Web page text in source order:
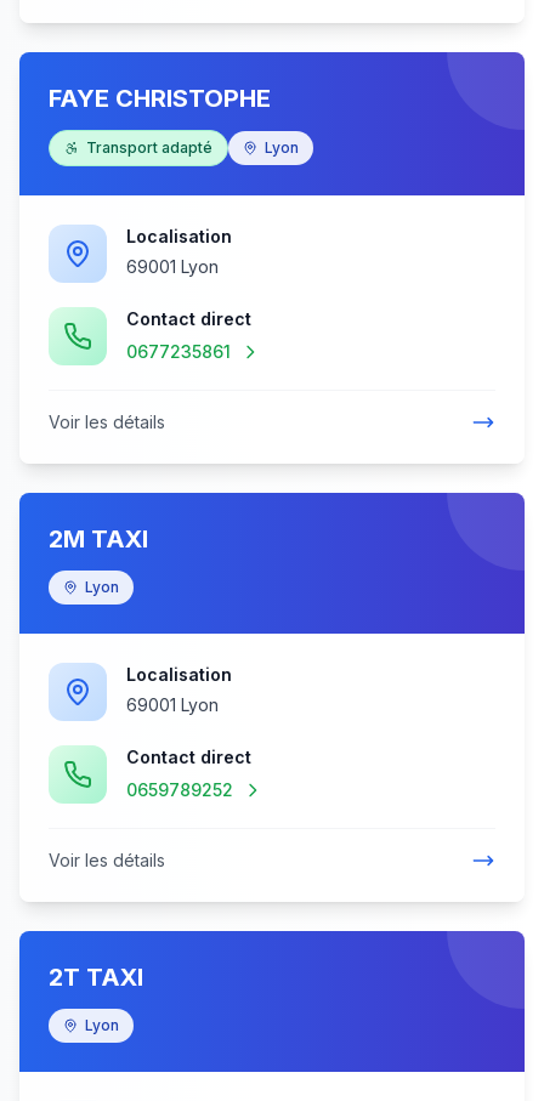
FAYE CHRISTOPHE
Transport adapté Lyon
Localisation
69001 Lyon
Contact direct
0677235861
Voir les détails
2M TAXI
Lyon
Localisation
69001 Lyon
Contact direct
0659789252
Voir les détails
2T TAXI
Lyon